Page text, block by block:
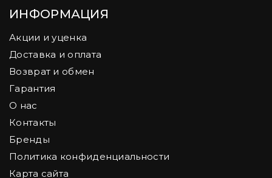
ИНФОРМАЦИЯ
Акции и уценка
Доставка и оплата
Возврат и обмен
Гарантия
О нас
Контакты
Бренды
Политика конфиденциальности
Карта сайта